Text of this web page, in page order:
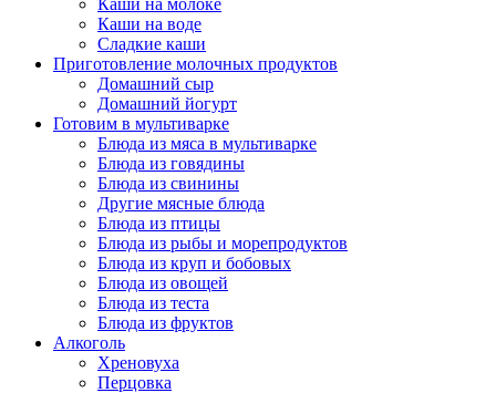
Каши на воде
Сладкие каши
Приготовление молочных продуктов
Домашний сыр
Домашний йогурт
Готовим в мультиварке
Блюда из мяса в мультиварке
Блюда из говядины
Блюда из свинины
Другие мясные блюда
Блюда из птицы
Блюда из рыбы и морепродуктов
Блюда из круп и бобовых
Блюда из овощей
Блюда из теста
Блюда из фруктов
Алкоголь
Хреновуха
Перцовка